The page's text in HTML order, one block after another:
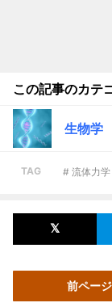
この記事のカテ
生物学
TAG # 流体力学
前ページ